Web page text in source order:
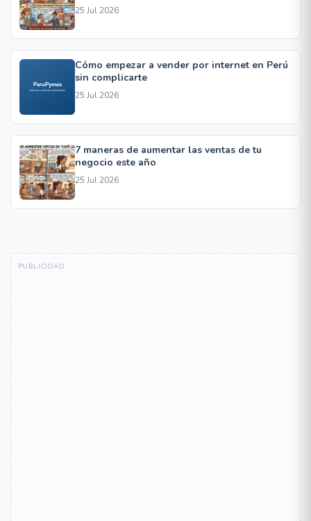
25 Jul 2026
Cómo empezar a vender por internet en Perú
sin complicarte
25 Jul 2026
7 maneras de aumentar las ventas de tu
negocio este año
25 Jul 2026